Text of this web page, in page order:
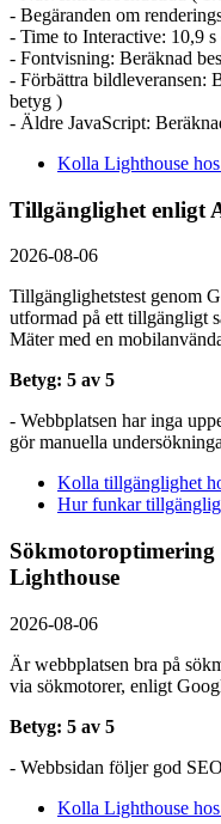
- Begäranden om
- Time to Interactive: 10,9
- Fontvisning: Beräknad
- Förbättra bildleveransen:
betyg )
- Äldre JavaScript:
Kolla Lighthouse
Tillgänglighet enligt
2026-08-06
Tillgänglighetstest genom
utformad på ett tillgängligt
Mäter med en
Betyg: 5 av 5
- Webbplatsen har inga
gör manuella
Kolla tillgänglighet
Hur funkar
Sökmotoroptimering
Lighthouse
2026-08-06
Är webbplatsen bra på
via sökmotorer, enligt
Betyg: 5 av 5
- Webbsidan följer god
Kolla Lighthouse